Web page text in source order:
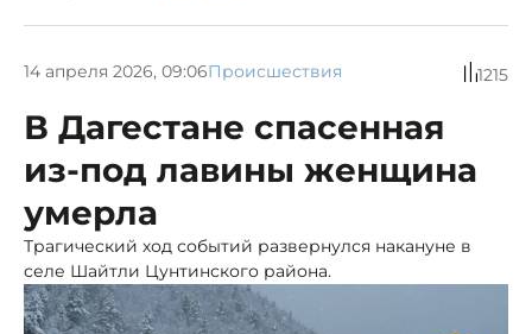
14 апреля 2026, 09:06Происшествия 1215
В Дагестане спасенная
из-под лавины женщина
умерла
Трагический ход событий развернулся накануне в
селе Шайтли Цунтинского района.